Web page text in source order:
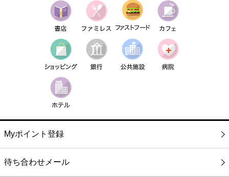
Myポイント登録
待ち合わせメール